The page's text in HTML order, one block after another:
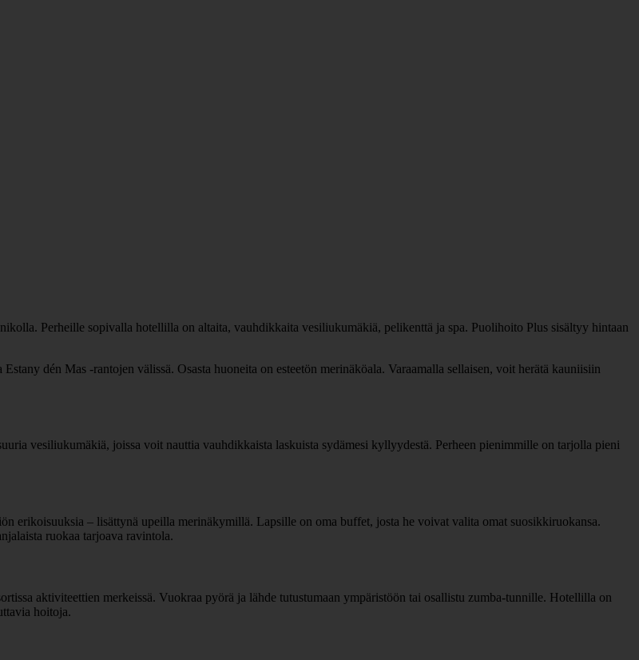
Perheille sopivalla hotellilla on altaita, vauhdikkaita vesiliukumäkiä, pelikenttä ja spa. Puolihoito Plus sisältyy hintaan
dén Mas -rantojen välissä. Osasta huoneita on esteetön merinäköala. Varaamalla sellaisen, voit herätä kauniisiin
vesiliukumäkiä, joissa voit nauttia vauhdikkaista laskuista sydämesi kyllyydestä. Perheen pienimmille on tarjolla pieni
erikoisuuksia – lisättynä upeilla merinäkymillä. Lapsille on oma buffet, josta he voivat valita omat suosikkiruokansa.
ruokaa tarjoava ravintola.
aktiviteettien merkeissä. Vuokraa pyörä ja lähde tutustumaan ympäristöön tai osallistu zumba-tunnille. Hotellilla on
hoitoja.